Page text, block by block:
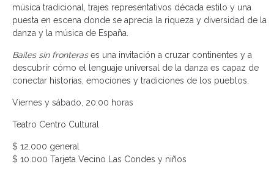
música tradicional, trajes representativos década estilo y una
puesta en escena donde se aprecia la riqueza y diversidad de la
danza y la música de España.
Bailes sin fronterases una invitación a cruzar continentes y a
descubrir cómo el lenguaje universal de la danza es capaz de
conectar historias, emociones y tradiciones de los pueblos.
Viernes y sábado, 20:00 horas
Teatro Centro Cultural
$ 12.000 general
$ 10.000 Tarjeta Vecino Las Condes y niños